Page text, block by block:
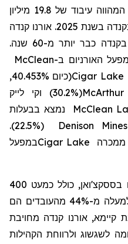
היא יצרנית מובילה של אורניום, המהווה עיבוד של 19.8 מיליון
פאונד של תרכיז אורניום שיוצר בקנדה בשנת 2025. אורנו קנדה
בקנדה כבר יותר מ-60 שנה.
האורניום ב-McClean
Cigar Lake
(כיום 40.453%,
(30.2%) וקי לייק
McClean
נמצא בבעלות
Denison Mines
(22.5%).
ממכרה Cigar Lakeבמפעל
החברה מעסיקה כ-500 עובדים בססקצ'ואן, כולל כמעט 400
מהעובדים הם
קיימא, אורנו קנדה מחויבת
לשגשוג ולרווחת הקהילות